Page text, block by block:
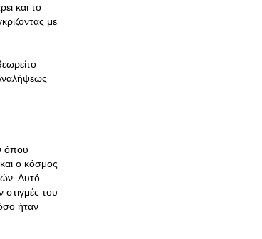
και το
με
όπου
ο κόσμος
Αυτό
στιγμές του
ήταν